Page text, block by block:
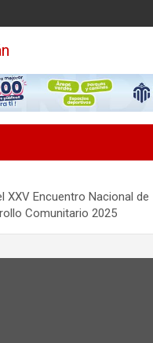
XXV Encuentro Nacional de
Comunitario 2025